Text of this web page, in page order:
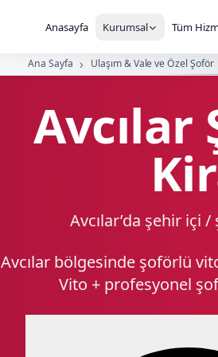
Anasayfa Kurumsal Tüm
Ana Sayfa Ulaşım & Vale ve Özel Şoför
Avcılar’da şehir içi
Avcılar bölgesinde şoförlü
Vito + profesyonel